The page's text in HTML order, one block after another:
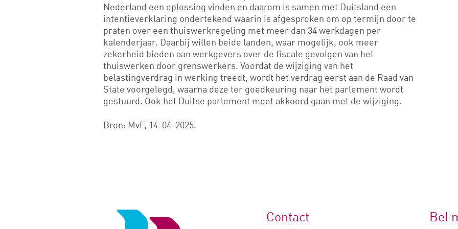
Nederland een oplossing vinden en daarom is samen met Duitsland een
intentieverklaring ondertekend waarin is afgesproken om op termijn door te
praten over een thuiswerkregeling met meer dan 34 werkdagen per
kalenderjaar. Daarbij willen beide landen, waar mogelijk, ook meer
zekerheid bieden aan werkgevers over de fiscale gevolgen van het
thuiswerken door grenswerkers. Voordat de wijziging van het
belastingverdrag in werking treedt, wordt het verdrag eerst aan de Raad van
State voorgelegd, waarna deze ter goedkeuring naar het parlement wordt
gestuurd. Ook het Duitse parlement moet akkoord gaan met de wijziging.
Bron: MvF, 14-04-2025.
Logo
Contact Bel